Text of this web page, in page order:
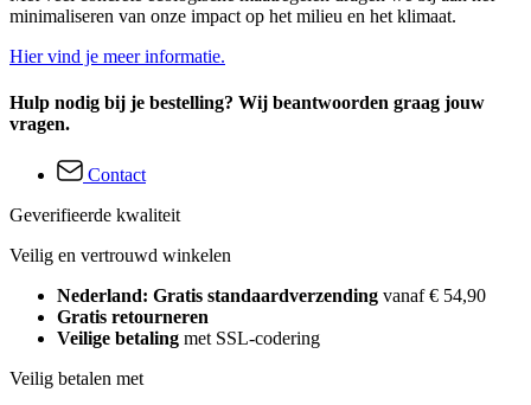
minimaliseren van onze impact op het milieu en het klimaat.
Hier vind je meer informatie.
Hulp nodig bij je bestelling? Wij beantwoorden graag jouw
vragen.
Contact
Geverifieerde kwaliteit
Veilig en vertrouwd winkelen
Nederland: Gratis standaardverzending vanaf € 54,90
Gratis retourneren
Veilige betaling met SSL-codering
Veilig betalen met